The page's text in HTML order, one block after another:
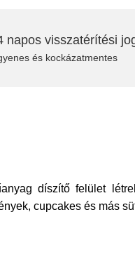
napos visszatérítési
és kockázatmentes
díszítő felület
cupcakes és más